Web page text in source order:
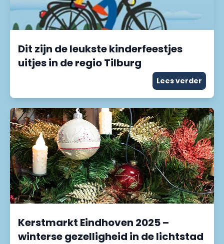
Dit zijn de leukste kinderfeestjes
uitjes in de regio Tilburg
Lees verder
Kerstmarkt Eindhoven 2025 –
winterse gezelligheid in de lichtstad